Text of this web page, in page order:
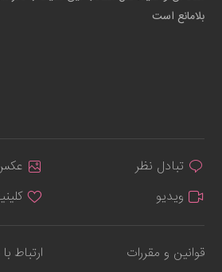
بلامانع است
تبادل نظر
ویدیو
قوانین و مقررات ارتباط